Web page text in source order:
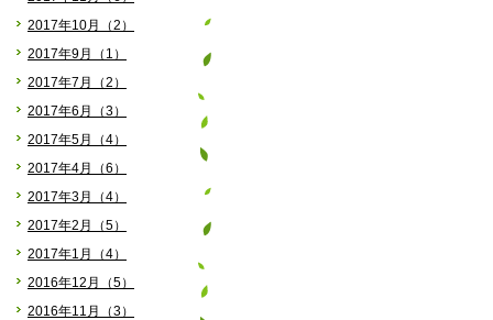
2017年10月（2）
2017年9月（1）
2017年7月（2）
2017年6月（3）
2017年5月（4）
2017年4月（6）
2017年3月（4）
2017年2月（5）
2017年1月（4）
2016年12月（5）
2016年11月（3）